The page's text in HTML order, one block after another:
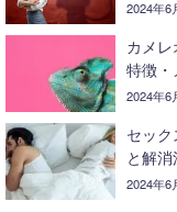
2024年6
カメ
特徴
2024年6
セッ
と解消
2024年6